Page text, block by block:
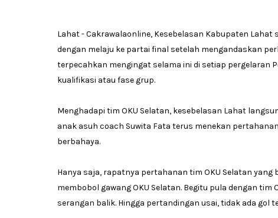
Lahat - Cakrawalaonline, Kesebelasan Kabupaten
dengan melaju ke partai final setelah mengandaskan
terpecahkan mengingat selama ini di setiap pergelaran
kualifikasi atau fase grup.
Menghadapi tim OKU Selatan, kesebelasan Lahat
anak asuh coach Suwita Fata terus menekan
berbahaya.
Hanya saja, rapatnya pertahanan tim OKU Selatan
membobol gawang OKU Selatan. Begitu pula dengan
serangan balik. Hingga pertandingan usai, tidak ada